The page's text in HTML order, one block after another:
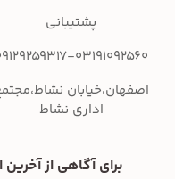
پشتیبانی
03191092560
اصفهان،خیابان
اداری نشاط
برای آگاهی از